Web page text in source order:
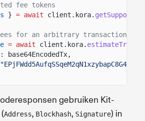
fee tokens
} = await client.kora.
for an arbitrary transaction
= await client.kora.
gebruiken Kit-
Address, Blockhash, Signature) in